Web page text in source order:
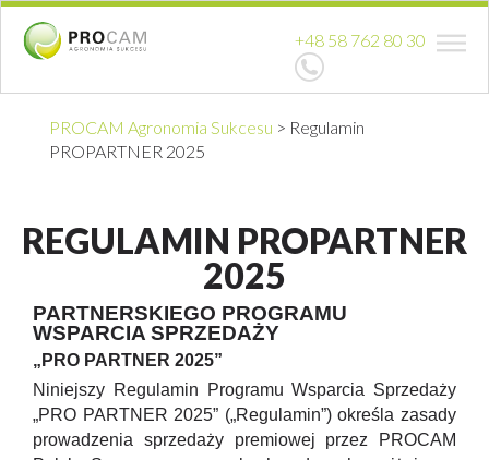
+48 58 762 80 30
PROCAM Agronomia Sukcesu > Regulamin
PROPARTNER 2025
REGULAMIN PROPARTNER
2025
PARTNERSKIEGO PROGRAMU
WSPARCIA SPRZEDAŻY
„PRO PARTNER 2025”
Niniejszy Regulamin Programu Wsparcia Sprzedaży
„PRO PARTNER 2025” („Regulamin”) określa zasady
prowadzenia sprzedaży premiowej przez PROCAM